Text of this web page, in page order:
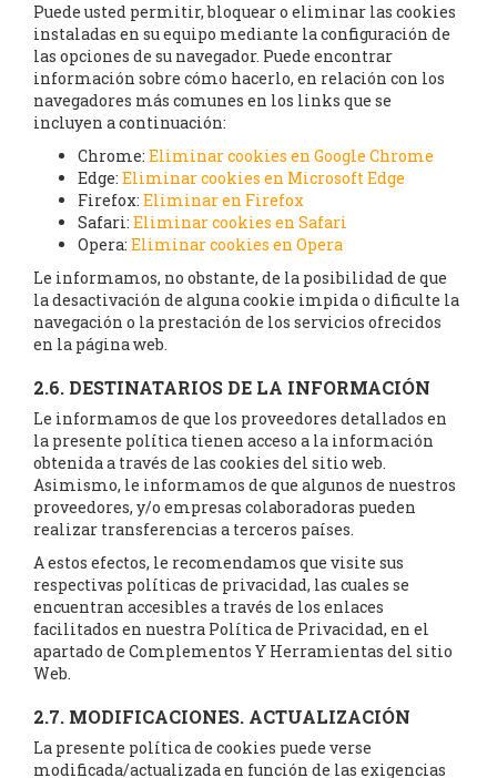
Puede usted permitir, bloquear o eliminar las cookies
instaladas en su equipo mediante la configuración de
las opciones de su navegador. Puede encontrar
información sobre cómo hacerlo, en relación con los
navegadores más comunes en los links que se
incluyen a continuación:
Chrome: Eliminar cookies en Google Chrome
Edge: Eliminar cookies en Microsoft Edge
Firefox: Eliminar en Firefox
Safari: Eliminar cookies en Safari
Opera: Eliminar cookies en Opera
Le informamos, no obstante, de la posibilidad de que
la desactivación de alguna cookie impida o dificulte la
navegación o la prestación de los servicios ofrecidos
en la página web.
2.6. DESTINATARIOS DE LA INFORMACIÓN
Le informamos de que los proveedores detallados en
la presente política tienen acceso a la información
obtenida a través de las cookies del sitio web.
Asimismo, le informamos de que algunos de nuestros
proveedores, y/o empresas colaboradoras pueden
realizar transferencias a terceros países.
A estos efectos, le recomendamos que visite sus
respectivas políticas de privacidad, las cuales se
encuentran accesibles a través de los enlaces
facilitados en nuestra Política de Privacidad, en el
apartado de Complementos Y Herramientas del sitio
Web.
2.7. MODIFICACIONES. ACTUALIZACIÓN
La presente política de cookies puede verse
modificada/actualizada en función de las exigencias